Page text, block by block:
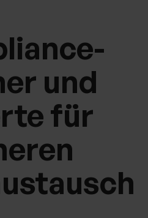
und
für